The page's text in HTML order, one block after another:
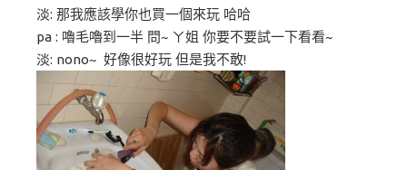
淡: 那我應該學你也買一個來玩 哈哈
pa : 嚕毛嚕到一半 問~ ㄚ姐 你要不要試一下看看~
淡: nono~ 好像很好玩 但是我不敢!